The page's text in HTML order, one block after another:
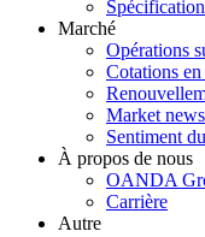
Marché
Opérations
Cotations
Market news
Sentiment
À propos de nous
OANDA
Carrière
Autre